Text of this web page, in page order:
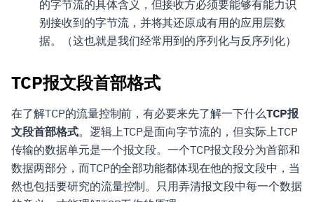
的字节流的具体含义，但接收方必须要能够有能力识
别接收到的字节流，并将其还原成有用的应用层数
据。（这也就是我们经常用到的序列化与反序列化）
TCP报文段首部格式
在了解TCP的流量控制前，有必要来先了解一下什么TCP报
文段首部格式。逻辑上TCP是面向字节流的，但实际上TCP
传输的数据单元是一个报文段。一个TCP报文段分为首部和
数据两部分，而TCP的全部功能都体现在他的报文段中，当
然也包括要研究的流量控制。只用弄清报文段中每一个数据